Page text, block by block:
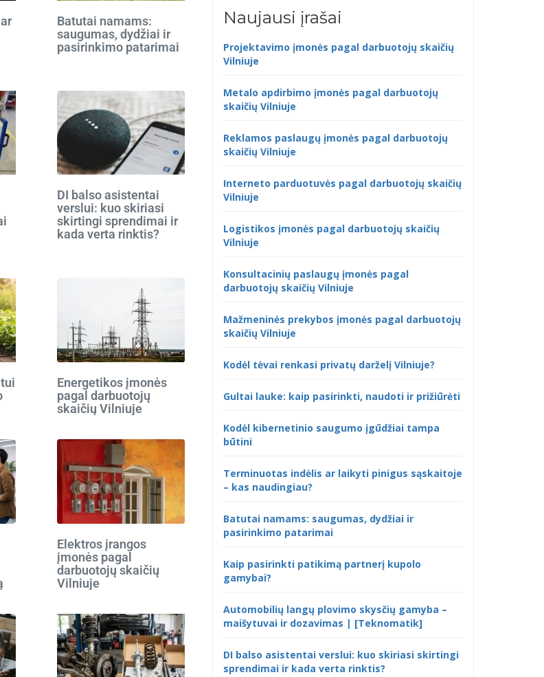
Batutai namams:
saugumas, dydžiai ir
pasirinkimo patarimai
DI balso asistentai
verslui: kuo skiriasi
skirtingi sprendimai ir
kada verta rinktis?
Energetikos įmonės
pagal darbuotojų
skaičių Vilniuje
Elektros įrangos
įmonės pagal
darbuotojų skaičių
Vilniuje
Naujausi įrašai
Projektavimo įmonės pagal darbuotojų skaičių
Vilniuje
Metalo apdirbimo įmonės pagal darbuotojų
skaičių Vilniuje
Reklamos paslaugų įmonės pagal darbuotojų
skaičių Vilniuje
Interneto parduotuvės pagal darbuotojų skaičių
Vilniuje
Logistikos įmonės pagal darbuotojų skaičių
Vilniuje
Konsultacinių paslaugų įmonės pagal
darbuotojų skaičių Vilniuje
Mažmeninės prekybos įmonės pagal darbuotojų
skaičių Vilniuje
Kodėl tėvai renkasi privatų darželį Vilniuje?
Gultai lauke: kaip pasirinkti, naudoti ir prižiūrėti
Kodėl kibernetinio saugumo įgūdžiai tampa
būtini
Terminuotas indėlis ar laikyti pinigus sąskaitoje
– kas naudingiau?
Batutai namams: saugumas, dydžiai ir
pasirinkimo patarimai
Kaip pasirinkti patikimą partnerį kupolo
gamybai?
Automobilių langų plovimo skysčių gamyba –
maišytuvai ir dozavimas | [Teknomatik]
DI balso asistentai verslui: kuo skiriasi skirtingi
sprendimai ir kada verta rinktis?